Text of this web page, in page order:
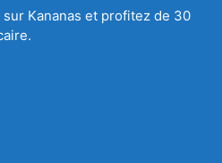
Kananas et profitez de 30